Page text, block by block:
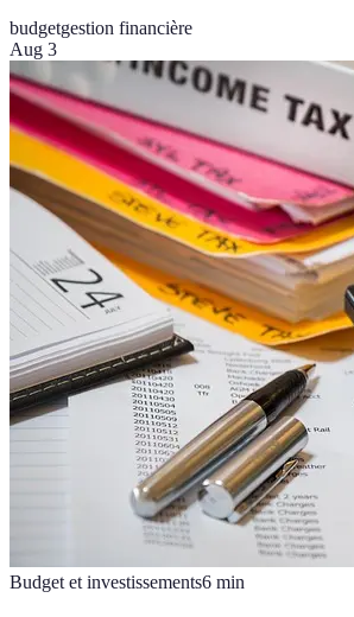
budgetgestion financière
Aug 3
Budget et investissements6 min